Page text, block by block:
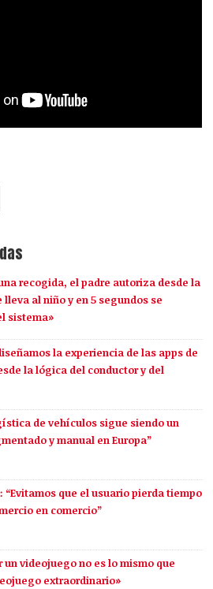
recogida, el padre autoriza desde la
lleva al niño y en 5 segundos se
sistema»
la experiencia de las apps de
la lógica del conductor y del
de vehículos sigue siendo un
y manual en Europa”
“Evitamos que el usuario pierda tiempo
en comercio”
un videojuego no es lo mismo que
extraordinario»